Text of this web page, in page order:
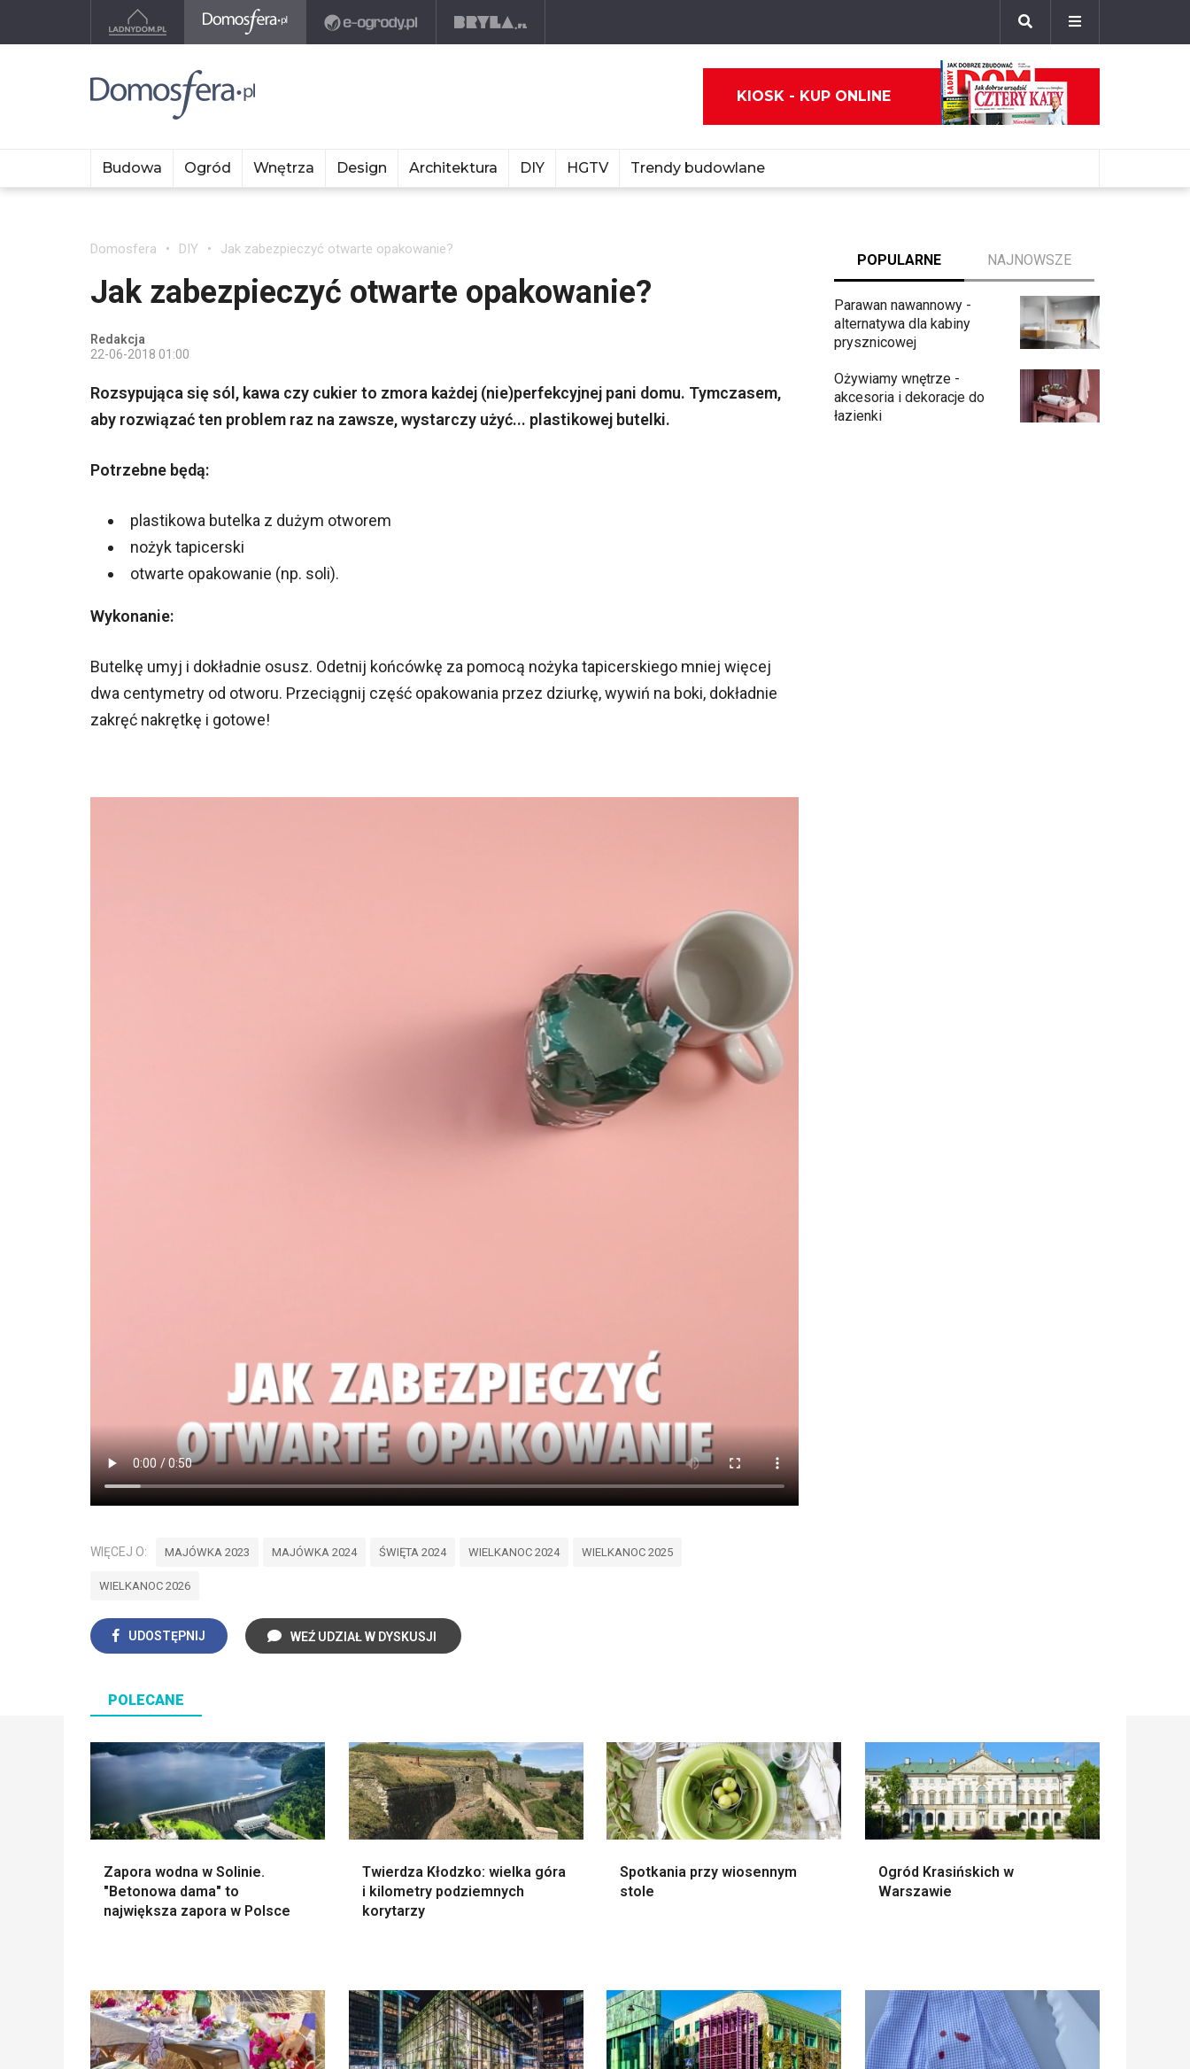
KIOSK - KUP ONLINE
Budowa Ogród Wnętrza Design Architektura DIY HGTV Trendy budowlane
Domosfera DIY Jak zabezpieczyć otwarte opakowanie?
Jak zabezpieczyć otwarte opakowanie?
Redakcja
22-06-2018 01:00
Rozsypująca się sól, kawa czy cukier to zmora każdej (nie)perfekcyjnej pani domu. Tymczasem,
aby rozwiązać ten problem raz na zawsze, wystarczy użyć... plastikowej butelki.
Potrzebne będą:
plastikowa butelka z dużym otworem
nożyk tapicerski
otwarte opakowanie (np. soli).
Wykonanie:
Butelkę umyj i dokładnie osusz. Odetnij końcówkę za pomocą nożyka tapicerskiego mniej więcej
dwa centymetry od otworu. Przeciągnij część opakowania przez dziurkę, wywiń na boki, dokładnie
zakręć nakrętkę i gotowe!
WIĘCEJ O: MAJÓWKA 2023 MAJÓWKA 2024 ŚWIĘTA 2024 WIELKANOC 2024 WIELKANOC 2025
WIELKANOC 2026
UDOSTĘPNIJ WEŹ UDZIAŁ W DYSKUSJI
POPULARNE NAJNOWSZE
Parawan nawannowy -
alternatywa dla kabiny
prysznicowej
Ożywiamy wnętrze -
akcesoria i dekoracje do
łazienki
POLECANE
Zapora wodna w Solinie.
"Betonowa dama" to
największa zapora w Polsce
Twierdza Kłodzko: wielka góra
i kilometry podziemnych
korytarzy
Spotkania przy wiosennym
stole
Ogród Krasińskich w
Warszawie